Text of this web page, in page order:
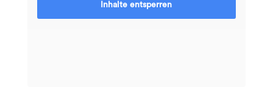
Inhalte entsperren